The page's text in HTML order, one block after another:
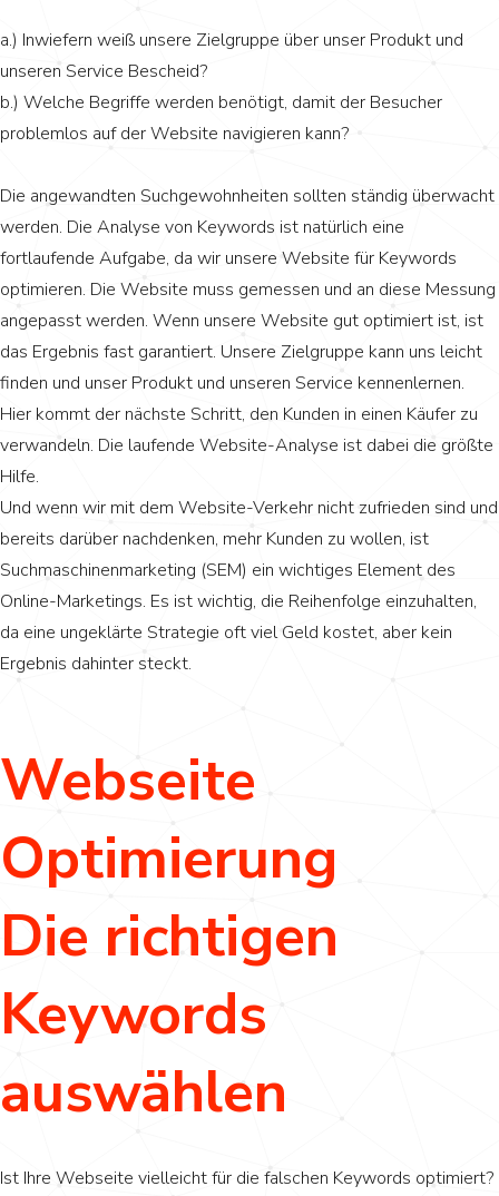
a.) Inwiefern weiß unsere Zielgruppe über unser Produkt und
unseren Service Bescheid?
b.) Welche Begriffe werden benötigt, damit der Besucher
problemlos auf der Website navigieren kann?
Die angewandten Suchgewohnheiten sollten ständig überwacht
werden. Die Analyse von Keywords ist natürlich eine
fortlaufende Aufgabe, da wir unsere Website für Keywords
optimieren. Die Website muss gemessen und an diese Messung
angepasst werden. Wenn unsere Website gut optimiert ist, ist
das Ergebnis fast garantiert. Unsere Zielgruppe kann uns leicht
finden und unser Produkt und unseren Service kennenlernen.
Hier kommt der nächste Schritt, den Kunden in einen Käufer zu
verwandeln. Die laufende Website-Analyse ist dabei die größte
Hilfe.
Und wenn wir mit dem Website-Verkehr nicht zufrieden sind und
bereits darüber nachdenken, mehr Kunden zu wollen, ist
Suchmaschinenmarketing (SEM) ein wichtiges Element des
Online-Marketings. Es ist wichtig, die Reihenfolge einzuhalten,
da eine ungeklärte Strategie oft viel Geld kostet, aber kein
Ergebnis dahinter steckt.
Webseite
Optimierung
Die richtigen
Keywords
auswählen
Ist Ihre Webseite vielleicht für die falschen Keywords optimiert?